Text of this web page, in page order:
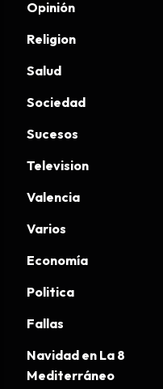
Opinión
Religion
Salud
Sociedad
Sucesos
Television
Valencia
Varios
Economía
Politica
Fallas
Navidad en La 8
Mediterráneo